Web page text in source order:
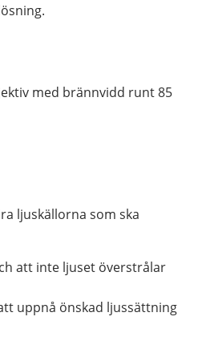
med brännvidd runt 85
ljuskällorna som ska
att inte ljuset överstrålar
uppnå önskad ljussättning